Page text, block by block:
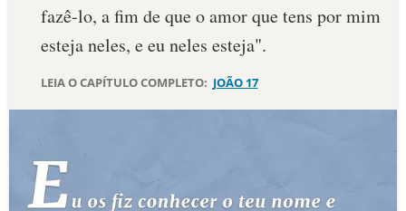
PALAVRA DO DIA
DEVOCIONAL DIÁRIO
10 MANDAMENTOS
ESTUDOS BÍBLICOS
fazê-lo, a fim de que o amor que tens por mim
esteja neles, e eu neles esteja".
LEIA O CAPÍTULO COMPLETO: JOÃO 17